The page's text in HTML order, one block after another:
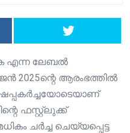
എന്ന ലേബൽ
2025ന്റെ ആരംഭത്തിൽ
ഫസ്റ്റ്ലുക്ക്
ചർച്ച ചെയ്യപ്പെട്ട